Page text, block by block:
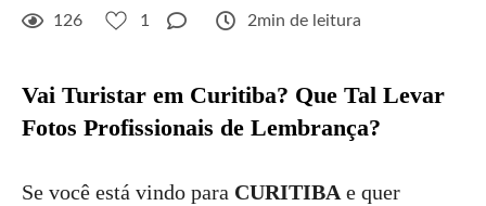
126 1 2min de leitura
Vai Turistar em Curitiba? Que Tal Levar
Fotos Profissionais de Lembrança?
Se você está vindo para CURITIBA e quer